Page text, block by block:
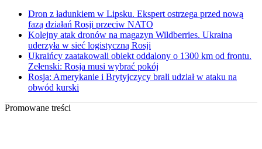
Dron z ładunkiem w Lipsku. Ekspert ostrzega przed nową
fazą działań Rosji przeciw NATO
Kolejny atak dronów na magazyn Wildberries. Ukraina
uderzyła w sieć logistyczną Rosji
Ukraińcy zaatakowali obiekt oddalony o 1300 km od frontu.
Zełenski: Rosja musi wybrać pokój
Rosja: Amerykanie i Brytyjczycy brali udział w ataku na
obwód kurski
Promowane treści